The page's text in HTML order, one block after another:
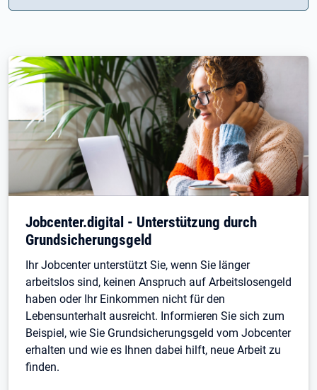
Jobcenter.digital - Unterstützung durch
Grundsicherungsgeld
Ihr Jobcenter unterstützt Sie, wenn Sie länger
arbeitslos sind, keinen Anspruch auf Arbeitslosengeld
haben oder Ihr Einkommen nicht für den
Lebensunterhalt ausreicht. Informieren Sie sich zum
Beispiel, wie Sie Grundsicherungsgeld vom Jobcenter
erhalten und wie es Ihnen dabei hilft, neue Arbeit zu
finden.